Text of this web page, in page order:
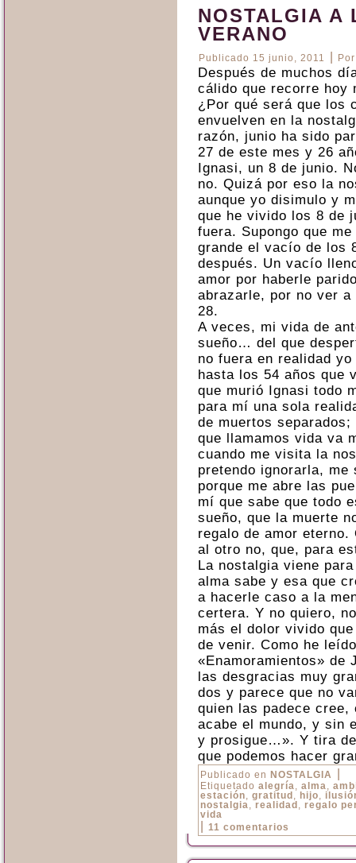
NOSTALGIA A
VERANO
Publicado 15 junio, 2011 Por
Después de muchos
cálido que recorre hoy
¿Por qué será que los
envuelven en la
razón, junio ha sido
27 de este mes y 26
Ignasi, un 8 de junio.
no. Quizá por eso la
aunque yo disimulo y
que he vivido los 8 de
fuera. Supongo que
grande el vacío de los
después. Un vacío
amor por haberle
abrazarle, por no ver
28.
A veces, mi vida de
sueño… del que
no fuera en realidad
hasta los 54 años que
que murió Ignasi todo
para mí una sola
de muertos
que llamamos vida va
cuando me visita la
pretendo ignorarla, me
porque me abre las
mí que sabe que todo
sueño, que la muerte
regalo de amor
al otro no, que, para
La nostalgia viene
alma sabe y esa que
a hacerle caso a la
certera. Y no quiero,
más el dolor vivido
de venir. Como he
«Enamoramientos»
las desgracias muy
dos y parece que no
quien las padece
acabe el mundo, y sin
y prosigue…». Y tira
que podemos hacer
Publicado en NOSTALGIA
Etiquetado alegría, alma,
estación, gratitud , hijo,
nostalgia, realidad , regalo
vida
11 comentarios